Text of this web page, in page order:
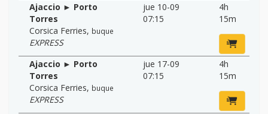
Ajaccio ► Porto
Torres
Corsica Ferries, buque
EXPRESS
jue 10-09
07:15
4h
15m
Ajaccio ► Porto
Torres
Corsica Ferries, buque
EXPRESS
jue 17-09
07:15
4h
15m